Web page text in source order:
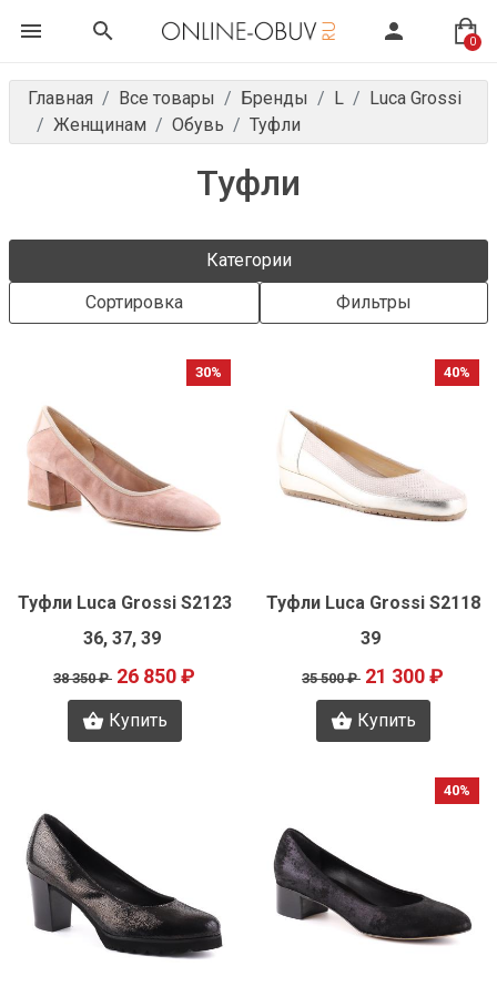
0
Главная Все товары Бренды L
Luca Grossi
Женщинам
Обувь Туфли
Туфли
Категории
Сортировка
Фильтры
30%
Быстрый просмотр
Туфли Luca Grossi S2123
36, 37, 39
38 350 ₽ 26 850 ₽
Купить
40%
Быстрый просмотр
Туфли Luca Grossi S2118
39
35 500 ₽ 21 300 ₽
Купить
40%